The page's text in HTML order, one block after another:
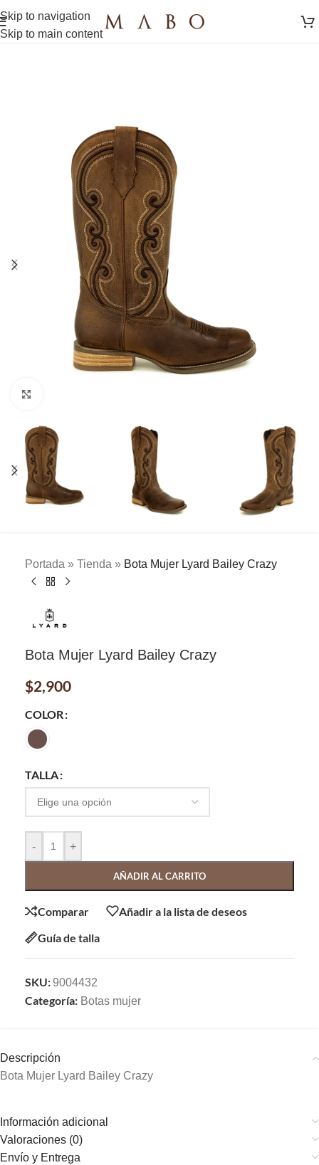
Skip to navigation
Skip to main content
Portada » Tienda » Bota Mujer Lyard Bailey Crazy
Bota Mujer Lyard Bailey Crazy
$2,900
COLOR
TALLA
- +
AÑADIR AL CARRITO
Comparar
Añadir a la lista de deseos
Guía de talla
SKU:9004432
Categoría: Botas mujer
Descripción
Bota Mujer Lyard Bailey Crazy
Información adicional
Valoraciones (0)
Envío y Entrega